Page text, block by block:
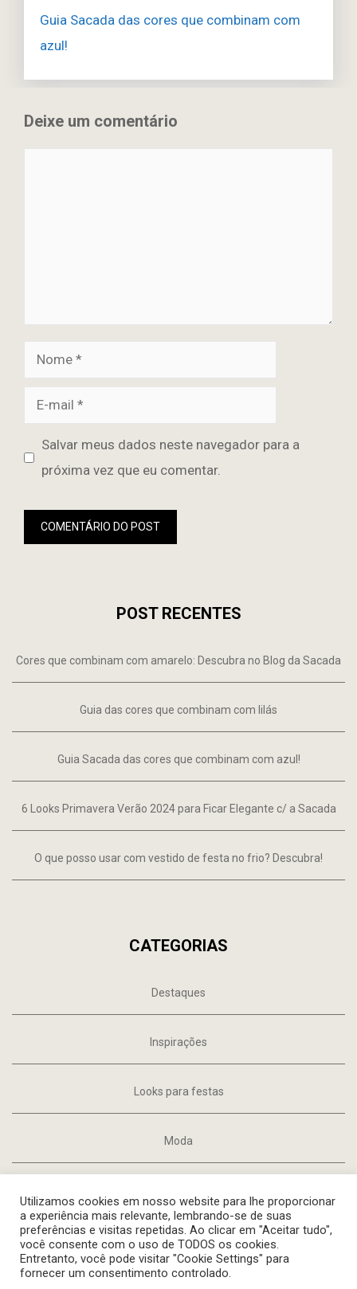
Guia Sacada das cores que combinam com
azul!
Deixe um comentário
Nome
mail
SiteSalvar meus dados neste navegador para a
próxima vez que eu comentar.
POST RECENTES
Cores que combinam com amarelo: Descubra no Blog da Sacada
Guia das cores que combinam com lilás
Guia Sacada das cores que combinam com azul!
6 Looks Primavera Verão 2024 para Ficar Elegante c/ a Sacada
O que posso usar com vestido de festa no frio? Descubra!
CATEGORIAS
Destaques
Inspirações
Looks para festas
Moda
Instagram
TikTokFacebook
Spotify
Utilizamos cookies em nosso website para lhe proporcionar
a experiência mais relevante, lembrando-se de suas
preferências e visitas repetidas. Ao clicar em "Aceitar tudo",
você consente com o uso de TODOS os cookies.
Entretanto, você pode visitar "Cookie Settings" para
fornecer um consentimento controlado.